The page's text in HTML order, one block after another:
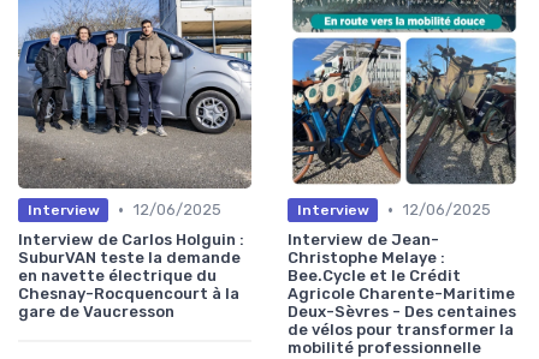
Interview • 12/06/2025
Interview de Carlos Holguin :
SuburVAN teste la demande
en navette électrique du
Chesnay-Rocquencourt à la
gare de Vaucresson
Interview • 12/06/2025
Interview de Jean-
Christophe Melaye :
Bee.Cycle et le Crédit
Agricole Charente-Maritime
Deux-Sèvres - Des centaines
de vélos pour transformer la
mobilité professionnelle